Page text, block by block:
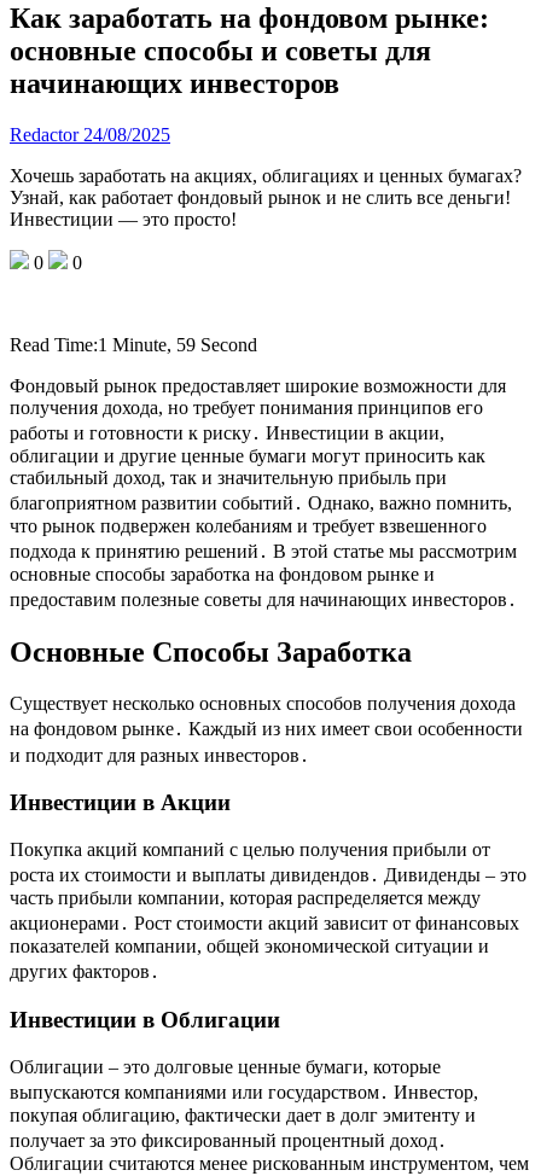
Как заработать на фондовом рынке:
основные способы и советы для
начинающих инвесторов
Redactor 24/08/2025
Хочешь заработать на акциях, облигациях и ценных бумагах?
Узнай, как работает фондовый рынок и не слить все деньги!
Инвестиции — это просто!
0 0
Read Time:1 Minute, 59 Second
Фондовый рынок предоставляет широкие возможности для
получения дохода, но требует понимания принципов его
работы и готовности к риску․ Инвестиции в акции,
облигации и другие ценные бумаги могут приносить как
стабильный доход, так и значительную прибыль при
благоприятном развитии событий․ Однако, важно помнить,
что рынок подвержен колебаниям и требует взвешенного
подхода к принятию решений․ В этой статье мы рассмотрим
основные способы заработка на фондовом рынке и
предоставим полезные советы для начинающих инвесторов․
Основные Способы Заработка
Существует несколько основных способов получения дохода
на фондовом рынке․ Каждый из них имеет свои особенности
и подходит для разных инвесторов․
Инвестиции в Акции
Покупка акций компаний с целью получения прибыли от
роста их стоимости и выплаты дивидендов․ Дивиденды – это
часть прибыли компании, которая распределяется между
акционерами․ Рост стоимости акций зависит от финансовых
показателей компании, общей экономической ситуации и
других факторов․
Инвестиции в Облигации
Облигации – это долговые ценные бумаги, которые
выпускаются компаниями или государством․ Инвестор,
покупая облигацию, фактически дает в долг эмитенту и
получает за это фиксированный процентный доход․
Облигации считаются менее рискованным инструментом, чем